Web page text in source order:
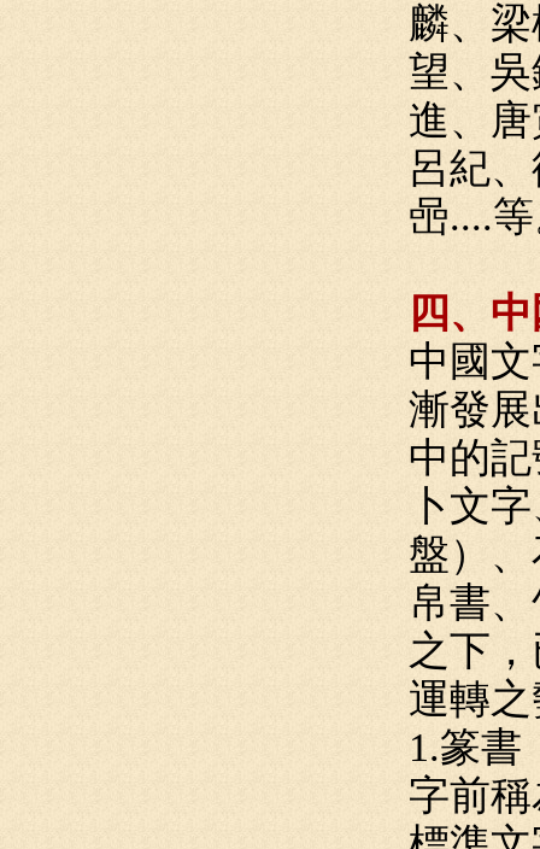
麟、
望、
進、
呂紀
喦....
四、
中國
漸發
中的
卜文
盤）
帛書
之下
運轉
1.篆書
字前